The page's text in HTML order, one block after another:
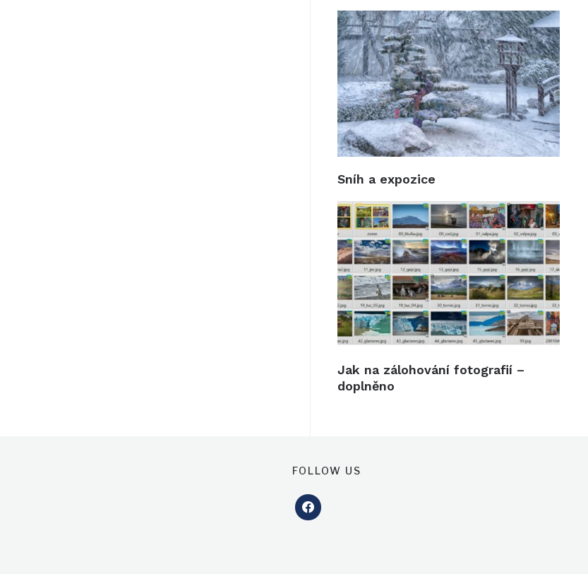
Sníh a expozice
Jak na zálohování fotografií –
doplněno
FOLLOW US
facebook